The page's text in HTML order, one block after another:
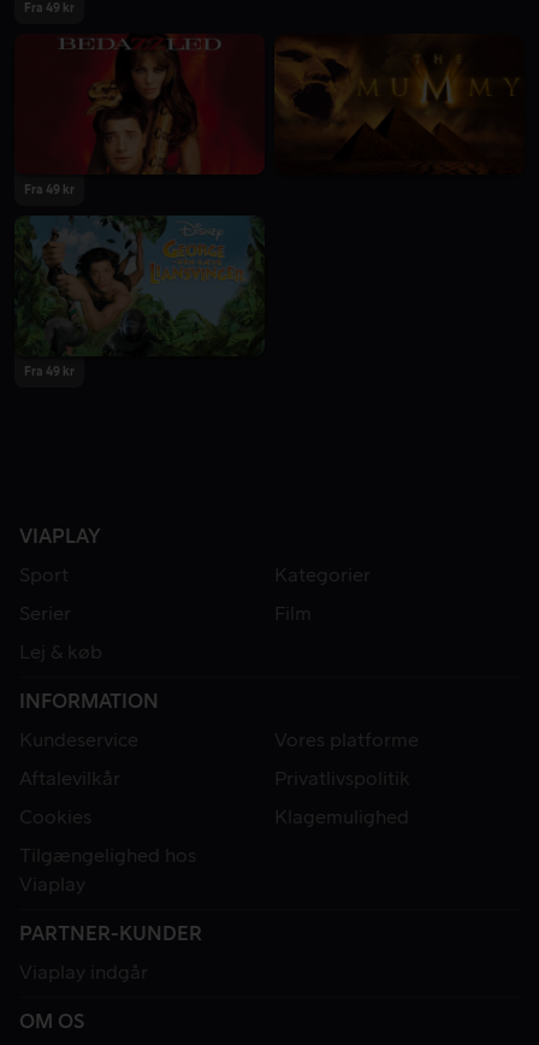
Fra 49 kr
Fra 49 kr
Fra 49 kr
VIAPLAY
Sport
Kategorier
Serier
Film
Lej & køb
INFORMATION
Kundeservice
Vores platforme
Aftalevilkår
Privatlivspolitik
Cookies
Klagemulighed
Tilgængelighed hos
Viaplay
PARTNER-KUNDER
Viaplay indgår
OM OS